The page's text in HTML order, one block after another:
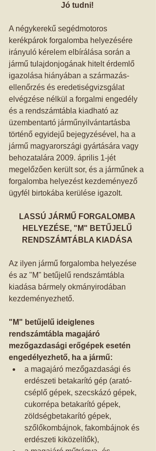
Jó tudni!
A négykerekű segédmotoros
kerékpárok forgalomba helyezésére
irányuló kérelem elbírálása során a
jármű tulajdonjogának hitelt érdemlő
igazolása hiányában a származás-
ellenőrzés és eredetiségvizsgálat
elvégzése nélkül a forgalmi engedély
és a rendszámtábla kiadható az
üzembentartó járműnyilvántartásba
történő egyidejű bejegyzésével, ha a
jármű magyarországi gyártására vagy
behozatalára 2009. április 1-jét
megelőzően került sor, és a járműnek a
forgalomba helyezést kezdeményező
ügyfél birtokába kerülése igazolt.
LASSÚ JÁRMŰ FORGALOMBA
HELYEZÉSE, "M" BETŰJELŰ
RENDSZÁMTÁBLA KIADÁSA
Az ilyen jármű forgalomba helyezése
és az "M" betűjelű rendszámtábla
kiadása bármely okmányirodában
kezdeményezhető.
"M" betűjelű ideiglenes
rendszámtábla magajáró
mezőgazdasági erőgépek esetén
engedélyezhető, ha a jármű:
a magajáró mezőgazdasági és
erdészeti betakarító gép (arató-
cséplő gépek, szecskázó gépek,
cukorrépa betakarító gépek,
zöldségbetakarító gépek,
szőlőkombájnok, fakombájnok és
erdészeti kiközelítők),